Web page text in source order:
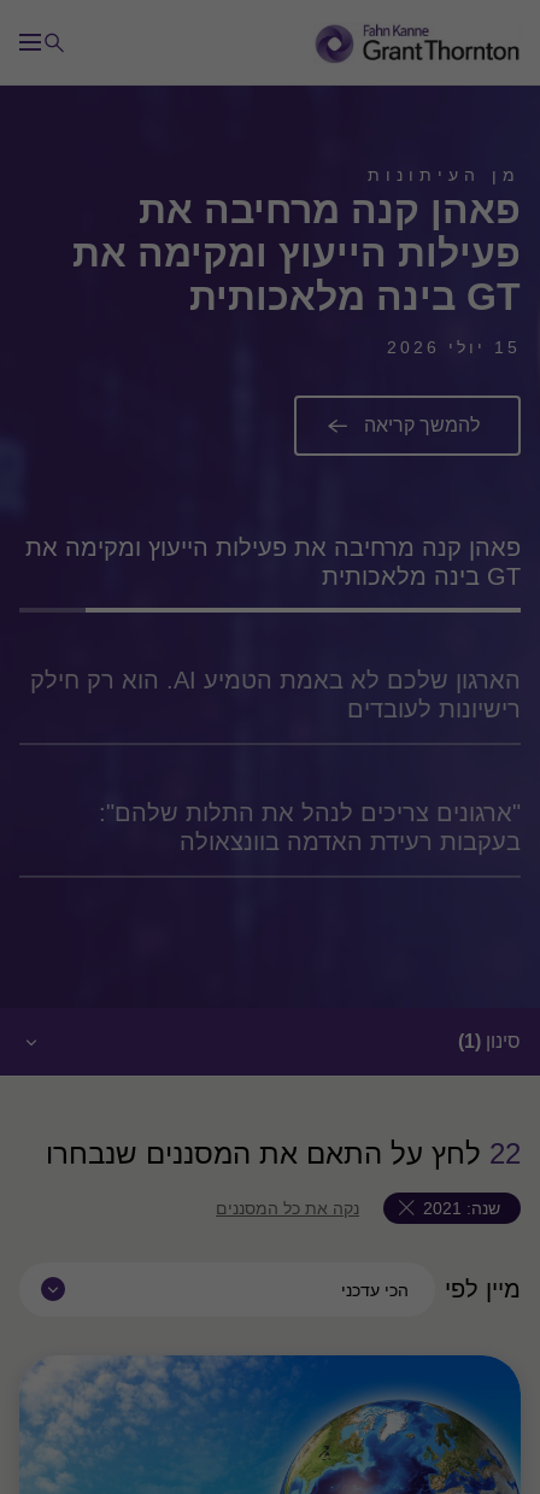
מן העיתונות
פאהן קנה מרחיבה את
פעילות הייעוץ ומקימה את
GT בינה מלאכותית
15 יולי 2026
להמשך קריאה
פאהן קנה מרחיבה את פעילות הייעוץ ומקימה את
GT בינה מלאכותית
הארגון שלכם לא באמת הטמיע AI. הוא רק חילק
רישיונות לעובדים
"ארגונים צריכים לנהל את התלות שלהם":
בעקבות רעידת האדמה בוונצאולה
סינון (1)
22 לחץ על התאם את המסננים שנבחרו
שנה: 2021 נקה את כל המסננים
מיין לפי הכי עדכני